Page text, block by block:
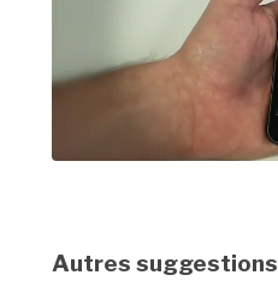
Autres suggestions